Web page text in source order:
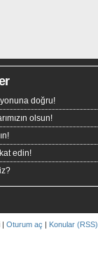
doğru!
olsun!
edin!
| Oturum aç | Konular (RSS)